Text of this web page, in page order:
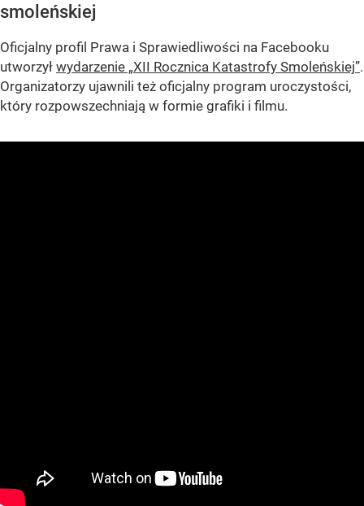
smoleńskiej
Oficjalny profil Prawa i Sprawiedliwości na Facebooku
utworzył wydarzenie „XII Rocznica Katastrofy Smoleńskiej”.
Organizatorzy ujawnili też oficjalny program uroczystości,
który rozpowszechniają w formie grafiki i filmu.